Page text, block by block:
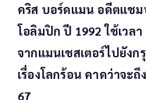
คริส บอร์ดแมน อดีตแช
โอลิมปิก ปี 1992 ใช้เวล
จากแมนเชสเตอร์ไปยังก
เรื่องโลกร้อน คาดว่าจะ
67